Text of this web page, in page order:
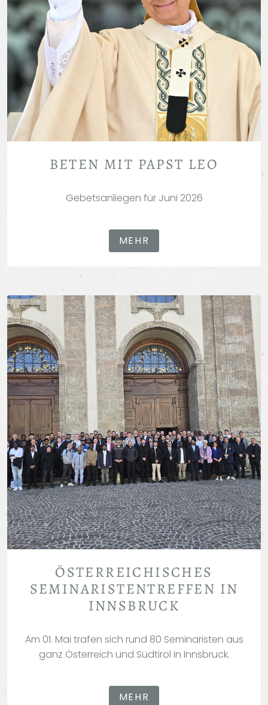
BETEN MIT PAPST LEO
Gebetsanliegen für Juni 2026
MEHR
ÖSTERREICHISCHES
SEMINARISTENTREFFEN IN
INNSBRUCK
Am 01. Mai trafen sich rund 80 Seminaristen aus
ganz Österreich und Südtirol in Innsbruck.
MEHR